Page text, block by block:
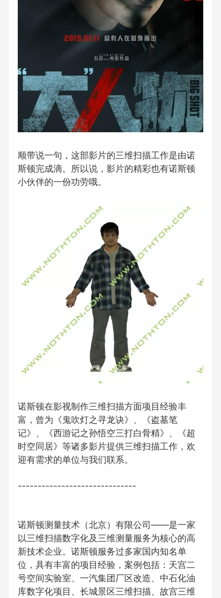
顺带说一句，这部影片的三维扫描工作是由诺
斯顿完成滴。所以说，影片的精彩也有诺斯顿
小伙伴的一份功劳哦。
诺斯顿在影视制作三维扫描方面项目经验丰
富，曾为《鬼吹灯之寻龙诀》、《盗墓笔
记》、《西游记之孙悟空三打白骨精》、《超
时空同居》等诸多影片提供三维扫描工作，欢
迎有需求的单位与我们联系。
------------------------------
诺斯顿测量技术（北京）有限公司——是一家
以三维扫描数字化及三维测量服务为核心的高
新技术企业。诺斯顿服务过多家国内知名单
位，具有丰富的项目经验，案例包括：天宫二
号空间实验室、一汽集团厂区改造、中石化油
库数字化项目、长城景区三维扫描、故宫三维